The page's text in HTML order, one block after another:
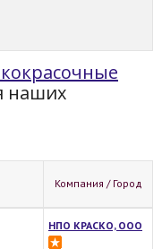
наших
Компания / Город
НПО КРАСКО, ООО